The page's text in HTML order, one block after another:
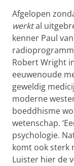
Afgelopen
werktal
kenner Paul
Robert Wright
eeuwenoude
geweldig
moderne
boeddhisme
wetenschap.
psychologie.
komt ook sterk
Luister hier de